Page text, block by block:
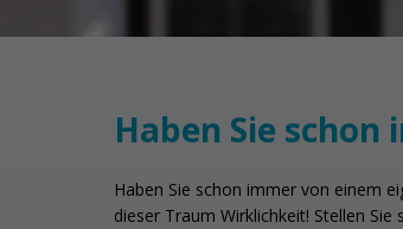
Haben Sie
Haben Sie schon immer von einem
dieser Traum Wirklichkeit! Stellen